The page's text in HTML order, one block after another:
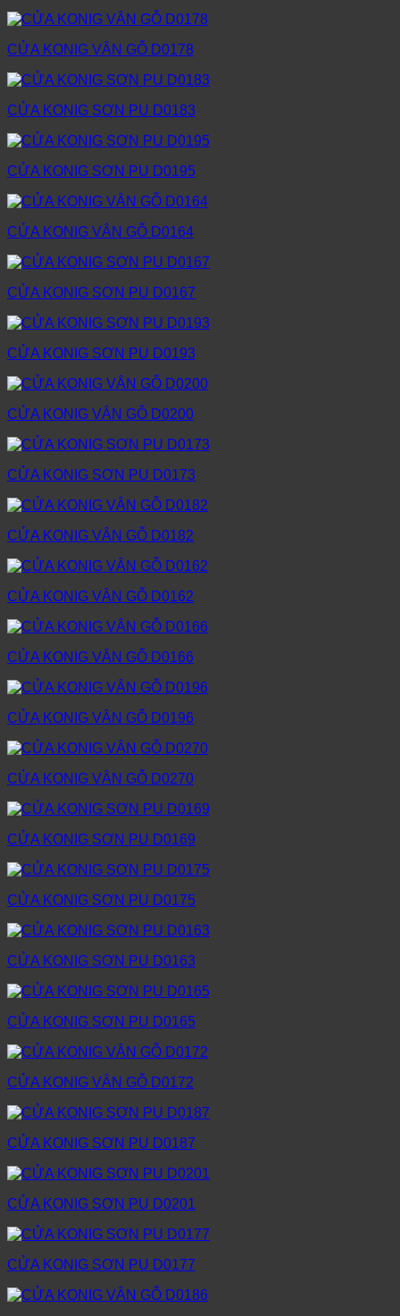
CỬA KONIG VÂN GỖ D0178
CỬA KONIG SƠN PU D0183
CỬA KONIG SƠN PU D0195
CỬA KONIG VÂN GỖ D0164
CỬA KONIG SƠN PU D0167
CỬA KONIG SƠN PU D0193
CỬA KONIG VÂN GỖ D0200
CỬA KONIG SƠN PU D0173
CỬA KONIG VÂN GỖ D0182
CỬA KONIG VÂN GỖ D0162
CỬA KONIG VÂN GỖ D0166
CỬA KONIG VÂN GỖ D0196
CỬA KONIG VÂN GỖ D0270
CỬA KONIG SƠN PU D0169
CỬA KONIG SƠN PU D0175
CỬA KONIG SƠN PU D0163
CỬA KONIG SƠN PU D0165
CỬA KONIG VÂN GỖ D0172
CỬA KONIG SƠN PU D0187
CỬA KONIG SƠN PU D0201
CỬA KONIG SƠN PU D0177